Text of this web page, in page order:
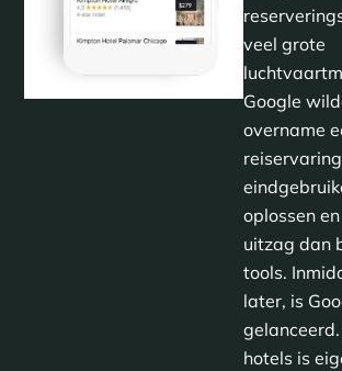
veel grote
Google
overname
oplossen
uitzag dan
tools.
later, is
hotels is